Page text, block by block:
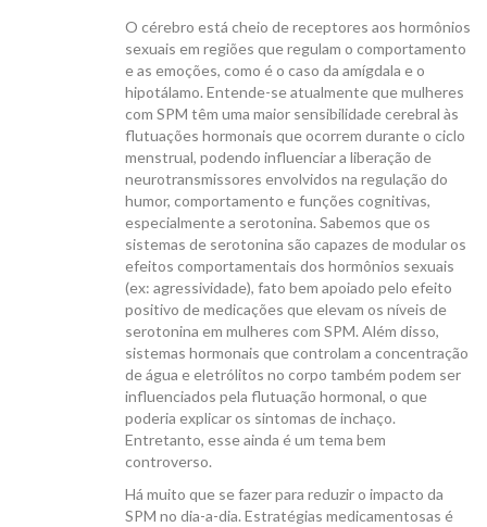
O cérebro está cheio de receptores aos hormônios
sexuais em regiões que regulam o comportamento
e as emoções, como é o caso da amígdala e o
hipotálamo. Entende-se atualmente que mulheres
com SPM têm uma maior sensibilidade cerebral às
flutuações hormonais que ocorrem durante o ciclo
menstrual, podendo influenciar a liberação de
neurotransmissores envolvidos na regulação do
humor, comportamento e funções cognitivas,
especialmente a serotonina. Sabemos que os
sistemas de serotonina são capazes de modular os
efeitos comportamentais dos hormônios sexuais
(ex: agressividade), fato bem apoiado pelo efeito
positivo de medicações que elevam os níveis de
serotonina em mulheres com SPM. Além disso,
sistemas hormonais que controlam a concentração
de água e eletrólitos no corpo também podem ser
influenciados pela flutuação hormonal, o que
poderia explicar os sintomas de inchaço.
Entretanto, esse ainda é um tema bem
controverso.
Há muito que se fazer para reduzir o impacto da
SPM no dia-a-dia. Estratégias medicamentosas é